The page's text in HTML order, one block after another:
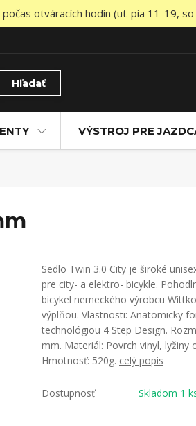
otváracích hodín (ut-pia 11-19,
Hľadať
VÝSTROJ PRE
Sedlo Twin 3.0 City je široké
pre city- a elektro- bicykle.
bicykel nemeckého výrobcu
výplňou. Vlastnosti: Anatomicky
technológiou 4 Step Design.
mm. Materiál: Povrch vinyl, lyžiny
Hmotnosť: 520g. celý popis
Dostupnosť Skladom 1